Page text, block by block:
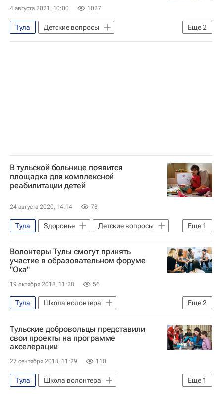
Куликово поле (заповедник)
4 августа 2021, 10:00 1027
Еще2
Тула
Детские вопросы
Многодетные семьи
В тульской больнице появится
площадка для комплексной
реабилитации детей
24 августа 2020, 14:14 73
Еще 1
Тула Здоровье
Детские вопросы
Россия
Волонтеры Тулы смогут принять
участие в образовательном форуме
"Ока"
19 октября 2018, 11:28 56
Еще2
Тула
Школа волонтера
Федеральное агентство по делам молодежи (Росмолодежь)
Волонтерство в России
Тульские добровольцы представили
свои проекты на программе
акселерации
27 сентября 2018, 11:29 110
Еще 1
Тула
Школа волонтера